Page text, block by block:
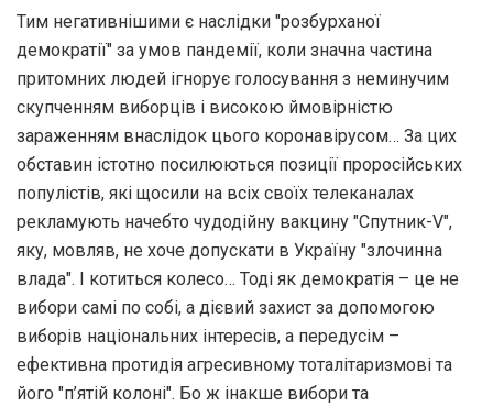
Тим негативнішими є наслідки "розбурханої
демократії" за умов пандемії, коли значна частина
притомних людей ігнорує голосування з неминучим
скупченням виборців і високою ймовірністю
зараженням внаслідок цього коронавірусом… За цих
обставин істотно посилюються позиції проросійських
популістів, які щосили на всіх своїх телеканалах
рекламують начебто чудодійну вакцину "Спутник-V",
яку, мовляв, не хоче допускати в Україну "злочинна
влада". І котиться колесо… Тоді як демократія – це не
вибори самі по собі, а дієвий захист за допомогою
виборів національних інтересів, а передусім –
ефективна протидія агресивному тоталітаризмові та
його "п’ятій колоні". Бо ж інакше вибори та